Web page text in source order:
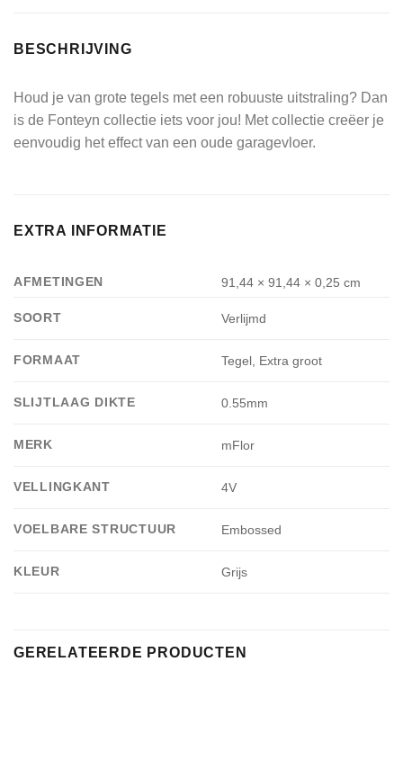
BESCHRIJVING
Houd je van grote tegels met een robuuste uitstraling? Dan
is de Fonteyn collectie iets voor jou! Met collectie creëer je
eenvoudig het effect van een oude garagevloer.
EXTRA INFORMATIE
AFMETINGEN 91,44 × 91,44 × 0,25 cm
SOORT Verlijmd
FORMAAT Tegel, Extra groot
SLIJTLAAG DIKTE 0.55mm
MERK mFlor
VELLINGKANT 4V
VOELBARE STRUCTUUR Embossed
KLEUR Grijs
GERELATEERDE PRODUCTEN